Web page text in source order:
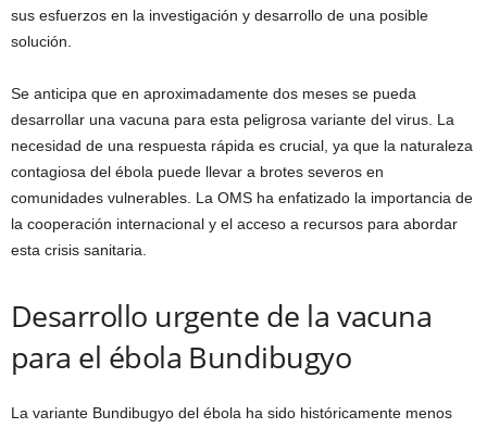
sus esfuerzos en la investigación y desarrollo de una posible
solución.
Se anticipa que en aproximadamente dos meses se pueda
desarrollar una vacuna para esta peligrosa variante del virus. La
necesidad de una respuesta rápida es crucial, ya que la naturaleza
contagiosa del ébola puede llevar a brotes severos en
comunidades vulnerables. La OMS ha enfatizado la importancia de
la cooperación internacional y el acceso a recursos para abordar
esta crisis sanitaria.
Desarrollo urgente de la vacuna
para el ébola Bundibugyo
La variante Bundibugyo del ébola ha sido históricamente menos